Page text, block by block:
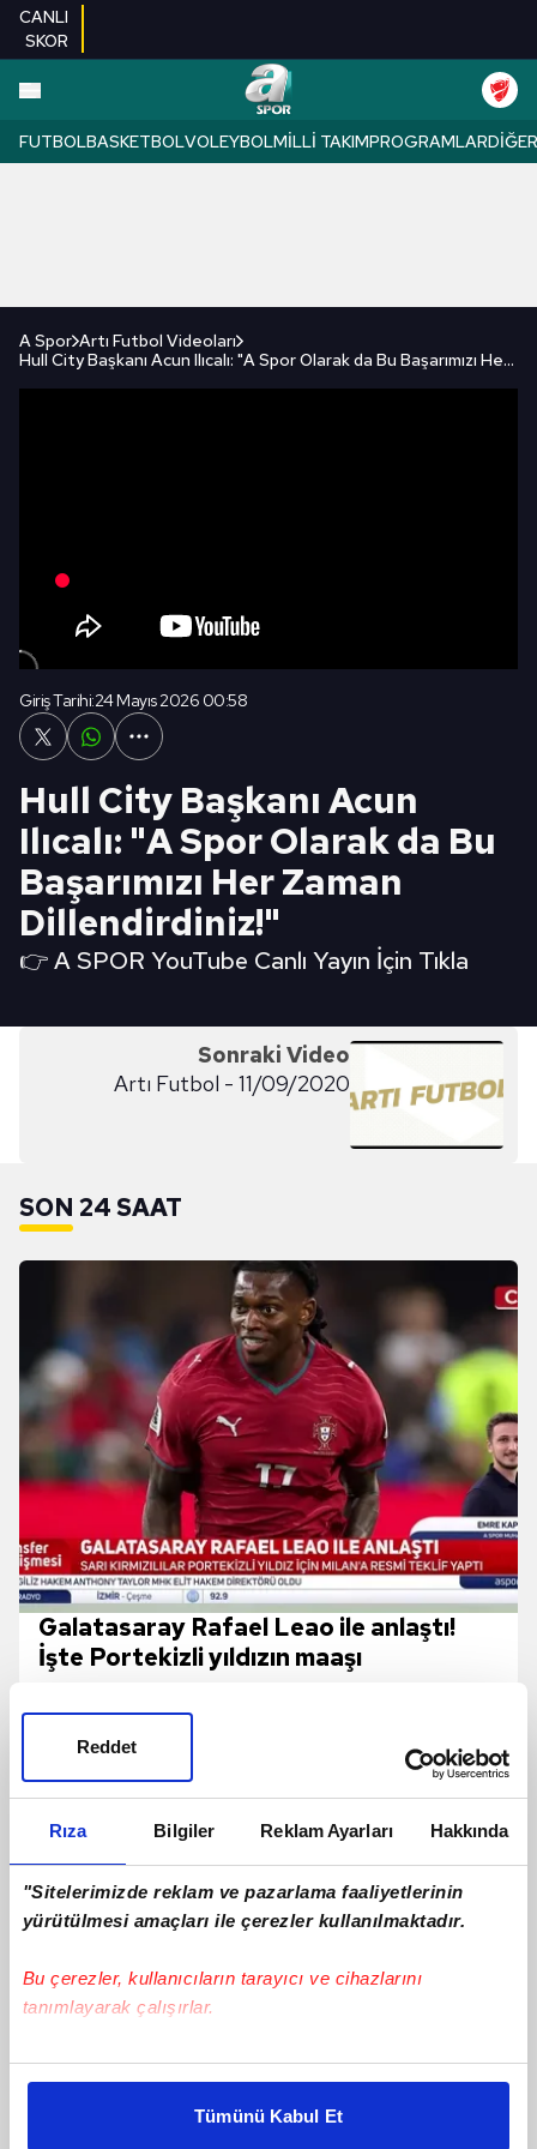
Rıza Bilgiler Reklam Ayarları Hakkında
"Sitelerimizde reklam ve pazarlama faaliyetlerinin
yürütülmesi amaçları ile çerezler kullanılmaktadır.
Bu çerezler, kullanıcıların tarayıcı ve cihazlarını
tanımlayarak çalışırlar.
Bu çerezlere izin vermeniz halinde sizlere özel
daha iyi reklam deneyimi yaşatabiliriz. Bunu yaparken
Tümünü Kabul Et
Reddet
CANLI
SKOR
FUTBOLBASKETBOLVOLEYBOLMILLI TAKIMPROGRAMLARDIĞER
A Spor Artı Futbol Videoları
Hull City Başkanı Acun Ilıcalı: "A Spor Olarak da Bu Başarımızı Her Zaman Dillendirdiniz!"
Giriş Tarihi:24 Mayıs 2026 00:58
Hull City Başkanı Acun
Ilıcalı: "A Spor Olarak da Bu
Başarımızı Her Zaman
Dillendirdiniz!"
👉 A SPOR YouTube Canlı Yayın İçin Tıkla
Sonraki Video
Artı Futbol - 11/09/2020
SON 24 SAAT
Galatasaray Rafael Leao ile anlaştı!
İşte Portekizli yıldızın maaşı
TRANSFER | Trabzonspor, Darwin
Mesafe Kat Etti!